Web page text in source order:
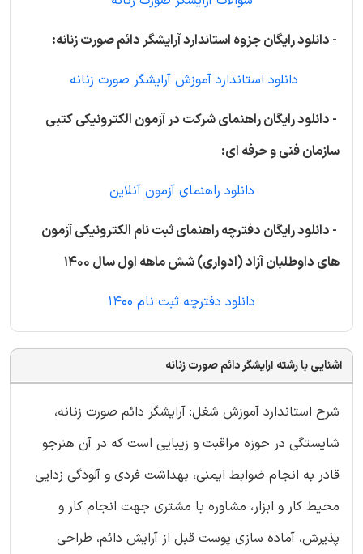
- دانلود رایگان جزوه استاندارد آرایشگر دائم صورت زنانه:
دانلود استاندارد آموزش آرایشگر صورت زنانه
- دانلود رایگان راهنمای شرکت در آزمون الکترونیکی کتبی
سازمان فنی و حرفه ای:
دانلود راهنمای آزمون آنلاین
- دانلود رایگان دفترچه راهنمای ثبت نام الکترونیکی آزمون
های داوطلبان آزاد (ادواری) شش ماهه اول سال 1400
دانلود دفترچه ثبت نام 1400
آشنایی با رشته آرایشگر دائم صورت زنانه
شرح استاندارد آموزش شغل: آرایشگر دائم صورت زنانه،
شایستگی در حوزه مراقبت و زیبایی است که در آن هنرجو
قادر به انجام ضوابط ایمنی، بهداشت فردی و آلودگی زدایی
محیط کار و ابزار، مشاوره با مشتری جهت انجام کار و
پذیرش، آماده سازی پوست قبل از آرایش دائم، طراحی